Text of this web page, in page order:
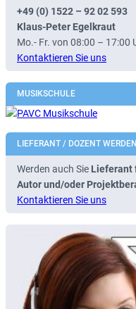
+49 (0) 1522 – 92 02 593
Klaus-Peter Egelkraut
Mo.- Fr. von 08:00 – 17:00
Kontaktieren Sie uns
MUSIKSCHULE
LIEFERANT / DOZENT WERDEN
Werden auch Sie Lieferant
Autor und/oder
Kontaktieren Sie uns